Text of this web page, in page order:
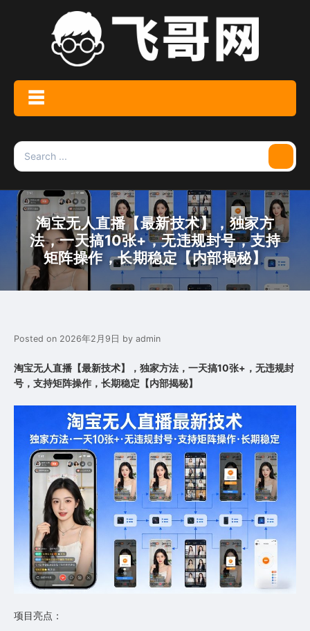
Menu
☰
Search
for:
淘宝无人直播【最新技术】，独家方
法，一天搞10张+，无违规封号，支持
矩阵操作，长期稳定【内部揭秘】
Posted on 2026年2月9日 by admin
淘宝无人直播【最新技术】，独家方法，一天搞10张+，无违规封
号，支持矩阵操作，长期稳定【内部揭秘】
项目亮点：